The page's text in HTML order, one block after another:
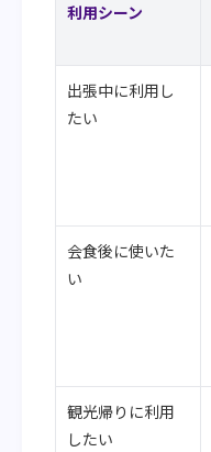
利用シーン
出張中に利用し
たい
会食後に使いた
い
観光帰りに利用
したい